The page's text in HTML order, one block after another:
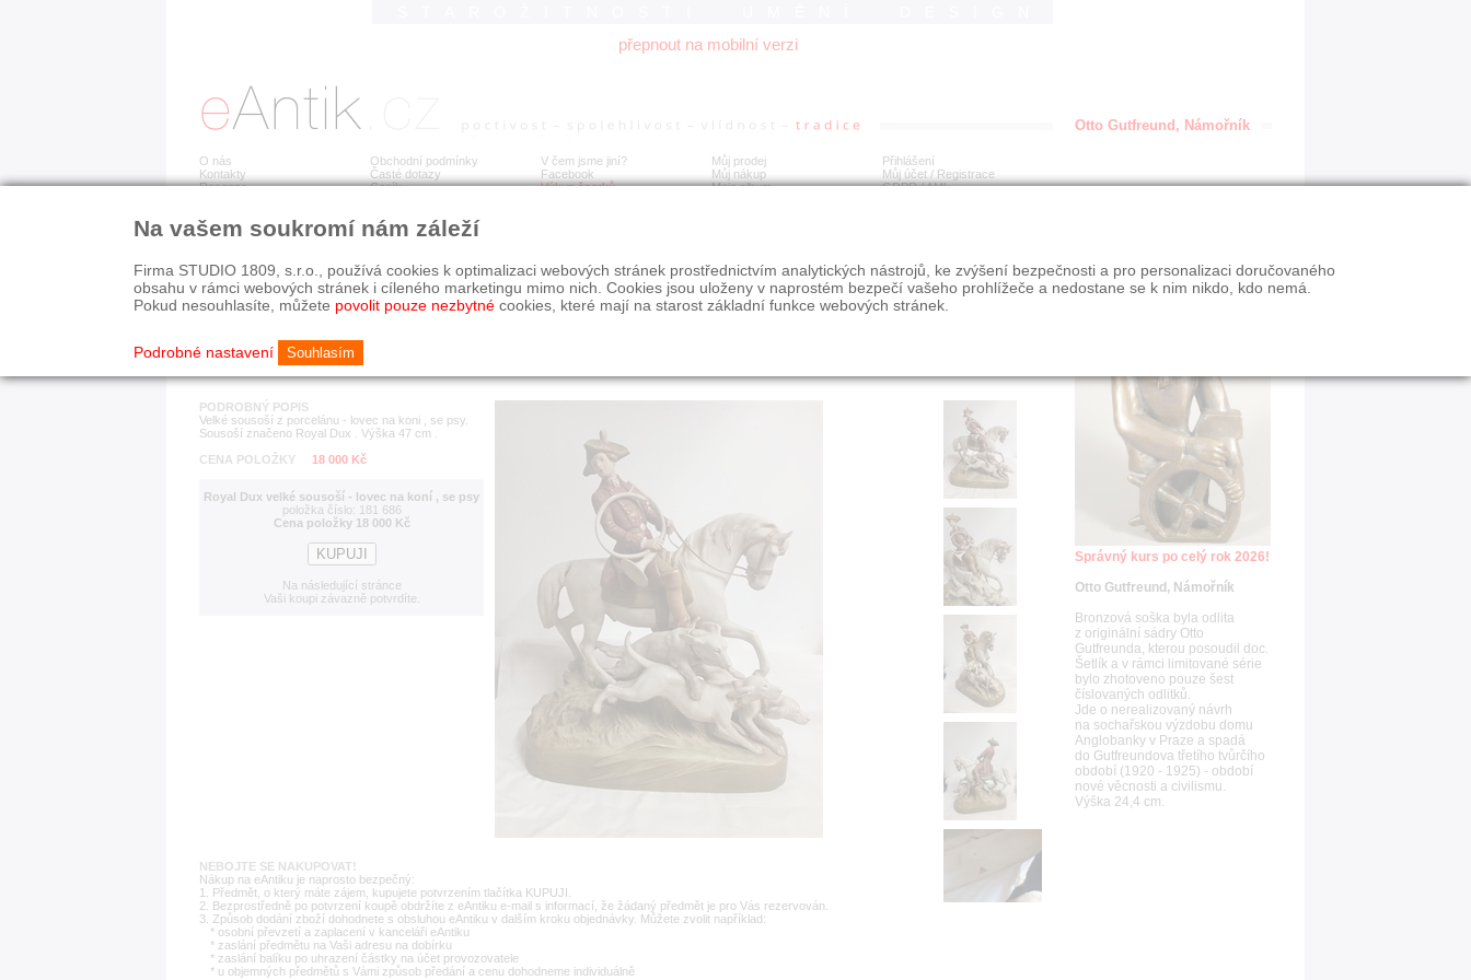
přepnout na mobilní verzi
O nás
Kontakty
Recenze
Obchodní podmínky
Časté dotazy
Ceník
V čem jsme jiní?
Facebook
Výkup šperků
Můj prodej
Můj nákup
Moje album
Přihlášení
Můj účet / Registrace
GDPR/AML
Detail položky č. 181 686 Royal Dux velké sousoší - lovec na koní , se psy
PODROBNÝ POPIS
Velké sousoší z porcelánu - lovec na koni , se psy.
Sousoší značeno Royal Dux . Výška 47 cm .
CENA POLOŽKY
18 000 Kč
Royal Dux velké sousoší - lovec na koní , se psy
položka číslo: 181 686
Cena položky 18 000 Kč
Na následující stránce
Vaši koupi závazně potvrdíte.
NEBOJTE SE NAKUPOVAT!
Nákup na eAntiku je naprosto bezpečný:
1. Předmět, o který máte zájem, kupujete potvrzením tlačítka KUPUJI.
2. Bezprostředně po potvrzení koupě obdržíte z eAntiku e-mail s informací, že žádaný předmět je pro Vás rezervován.
3. Způsob dodání zboží dohodnete s obsluhou eAntiku v dalším kroku objednávky. Můžete zvolit například:
* osobní převzetí a zaplacení v kanceláři eAntiku
* zaslání předmětu na Vaši adresu na dobírku
* zaslání balíku po uhrazení částky na účet provozovatele
* u objemných předmětů s Vámi způsob předání a cenu dohodneme individuálně
Otto Gutfreund, Námořník
Správný kurs po celý rok 2026!
Otto Gutfreund, Námořník
Bronzová soška byla odlita
z originální sádry Otto
Gutfreunda, kterou posoudil doc.
Šetlík a v rámci limitované série
bylo zhotoveno pouze šest
číslovaných odlitků.
Jde o nerealizovaný návrh
na sochařskou výzdobu domu
Anglobanky v Praze a spadá
do Gutfreundova třetího tvůrčího
období (1920 - 1925) - období
nové věcnosti a civilismu.
Výška 24,4 cm.
Na vašem soukromí nám záleží
Firma STUDIO 1809, s.r.o., používá cookies k optimalizaci webových stránek prostřednictvím analytických nástrojů, ke zvýšení bezpečnosti a pro personalizaci doručovaného
obsahu v rámci webových stránek i cíleného marketingu mimo nich. Cookies jsou uloženy v naprostém bezpečí vašeho prohlížeče a nedostane se k nim nikdo, kdo nemá.
Pokud nesouhlasíte, můžete povolit pouze nezbytné cookies, které mají na starost základní funkce webových stránek.
Podrobné nastavení Souhlasím